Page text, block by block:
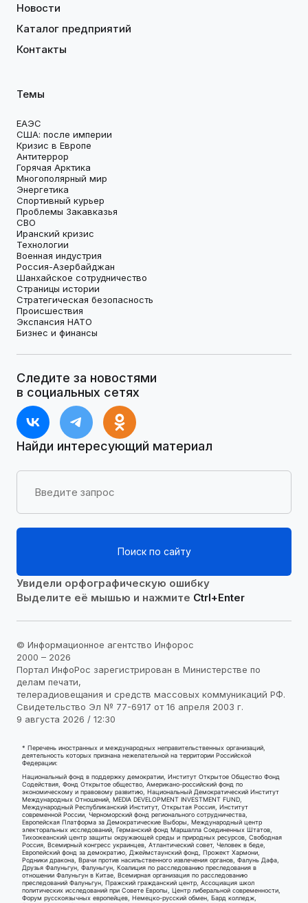
Новости
Каталог предприятий
Контакты
Темы
ЕАЭС
США: после империи
Кризис в Европе
Антитеррор
Горячая Арктика
Многополярный мир
Энергетика
Спортивный курьер
Проблемы Закавказья
СВО
Иранский кризис
Технологии
Военная индустрия
Россия-Азербайджан
Шанхайское сотрудничество
Страницы истории
Стратегическая безопасность
Происшествия
Экспансия НАТО
Бизнес и финансы
Следите за новостями
в социальных сетях
Найди интересующий материал
Поиск по сайту
Увидели орфографическую ошибку
Выделите её мышью и нажмите Ctrl+Enter
© Информационное агентство Инфорос
2000 – 2026
Портал ИнфоРос зарегистрирован в Министерстве по
делам печати,
телерадиовещания и средств массовых коммуникаций РФ.
Свидетельство Эл № 77-6917 от 16 апреля 2003 г.
9 августа 2026 / 12:30